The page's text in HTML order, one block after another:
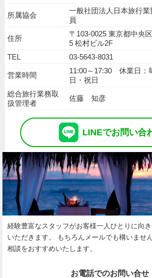
所属協会
一般社団法人日本旅行
員
住所
〒103-0025 東京都中央
5 松村ビル2F
TEL
03-5643-8031
営業時間
11:00～17:30 休業日：
日・祝日
総合旅行業務取
扱管理者
佐藤 知彦
LINEでお問い合
経験豊富なスタッフがお客様一人ひとりに向
いただきます。
もちろんメールでも構いませ
相談をおすすめいたします。
お電話でのお問い合せ